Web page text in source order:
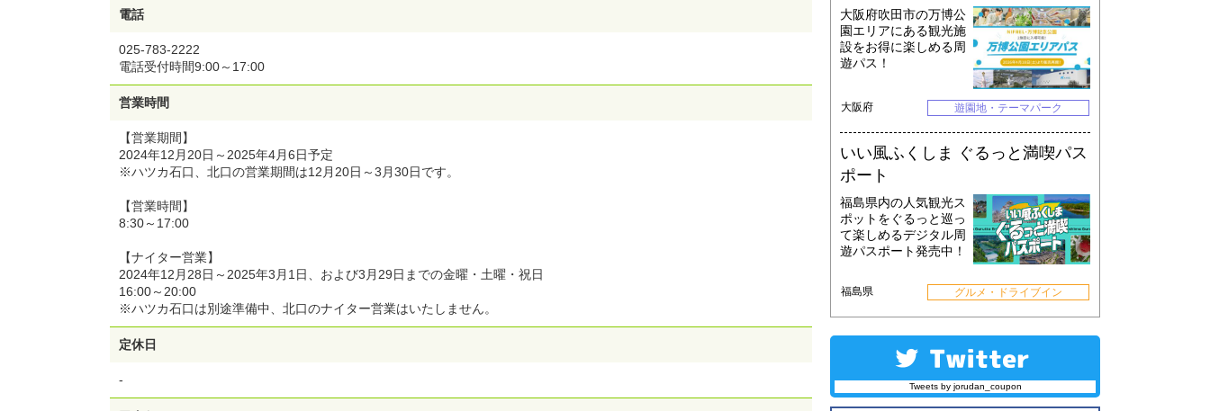
電話
025-783-2222
電話受付時間9:00～17:00
営業時間
【営業期間】
2024年12月20日～2025年4月6日予定
※ハツカ石口、北口の営業期間は12月20日～3月30日です。
【営業時間】
8:30～17:00
【ナイター営業】
2024年12月28日～2025年3月1日、および3月29日までの金曜・土曜・祝日
16:00～20:00
※ハツカ石口は別途準備中、北口のナイター営業はいたしません。
定休日
-
大阪府吹田市の万博公
園エリアにある観光施
設をお得に楽しめる周
遊パス！
大阪府 遊園地・テーマパーク
いい風ふくしま ぐるっと満喫パス
ポート
福島県内の人気観光ス
ポットをぐるっと巡っ
て楽しめるデジタル周
遊パスポート発売中！
福島県 グルメ・ドライブイン
Tweets by jorudan_coupon